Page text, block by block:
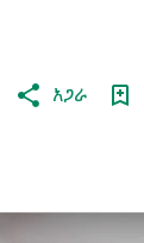
አጋራ